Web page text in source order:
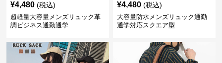
¥4,480 (税込)
超軽量大容量メンズリュック革
調ビジネス通勤通学
¥4,480 (税込)
大容量防水メンズリュック通勤
通学対応スクエア型